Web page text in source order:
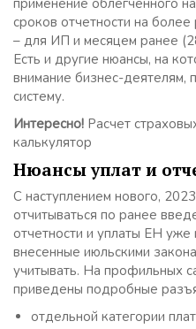
применение облегченного
сроков отчетности на
– для ИП и месяцем ранее
Есть и другие нюансы, на
внимание бизнес-
систему.
Интересно! Расчет
калькулятор
Нюансы уплат и
С наступлением нового,
отчитываться по ранее
отчетности и уплаты ЕН уже
внесенные июльскими
учитывать. На профильных
приведены подробные
отдельной категории